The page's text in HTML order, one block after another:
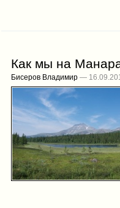
Как мы на
Бисеров Владимир —